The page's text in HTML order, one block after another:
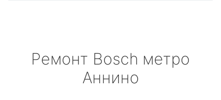
Ремонт Bosch метро
Аннино